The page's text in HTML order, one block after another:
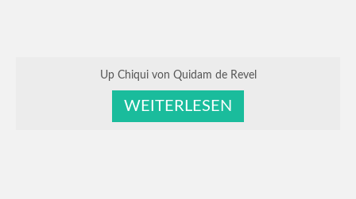
Up Chiqui von Quidam de Revel
WEITERLESEN